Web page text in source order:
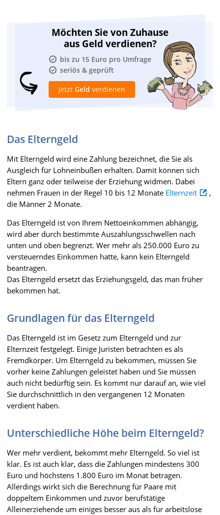
Möchten Sie von Zuhause
aus Geld verdienen?
bis zu 15 Euro pro Umfrage
seriös & geprüft
Jetzt Geld verdienen
Das Elterngeld
Mit Elterngeld wird eine Zahlung bezeichnet, die Sie als
Ausgleich für Lohneinbußen erhalten. Damit können sich
Eltern ganz oder teilweise der Erziehung widmen. Dabei
nehmen Frauen in der Regel 10 bis 12 Monate Elternzeit
,
die Männer 2 Monate.
Das Elterngeld ist von Ihrem Nettoeinkommen abhängig,
wird aber durch bestimmte Auszahlungsschwellen nach
unten und oben begrenzt. Wer mehr als 250.000 Euro zu
versteuerndes Einkommen hatte, kann kein Elterngeld
beantragen.
Das Elterngeld ersetzt das Erziehungsgeld, das man früher
bekommen hat.
Grundlagen für das Elterngeld
Das Elterngeld ist im Gesetz zum Elterngeld und zur
Elternzeit festgelegt. Einige Juristen betrachten es als
Fremdkörper. Um Elterngeld zu bekommen, müssen Sie
vorher keine Zahlungen geleistet haben und Sie müssen
auch nicht bedürftig sein. Es kommt nur darauf an, wie viel
Sie durchschnittlich in den vergangenen 12 Monaten
verdient haben.
Unterschiedliche Höhe beim Elterngeld?
Wer mehr verdient, bekommt mehr Elterngeld. So viel ist
klar. Es ist auch klar, dass die Zahlungen mindestens 300
Euro und höchstens 1.800 Euro im Monat betragen.
Allerdings wirkt sich die Berechnung für Paare mit
doppeltem Einkommen und zuvor berufstätige
Alleinerziehende um einiges besser aus als für arbeitslose